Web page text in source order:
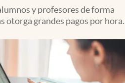
y profesores de forma
otorga grandes pagos por hora.